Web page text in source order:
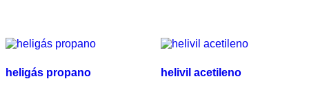
heligás propano helivil acetileno